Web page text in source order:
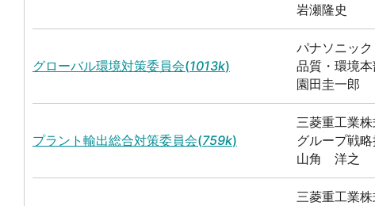
岩瀬隆史
グローバル環境対策委員会(1013k)
パナソニッ
品質・環境
園田圭一郎
プラント輸出総合対策委員会(759k)
三菱重工業
グループ戦
山角 洋之
三菱重工業